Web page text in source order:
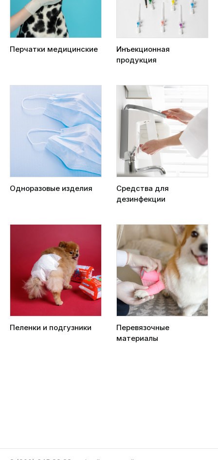
Перчатки медицинские
Инъекционная
продукция
Одноразовые изделия
Средства для
дезинфекции
Пеленки и подгузники
Перевязочные
материалы